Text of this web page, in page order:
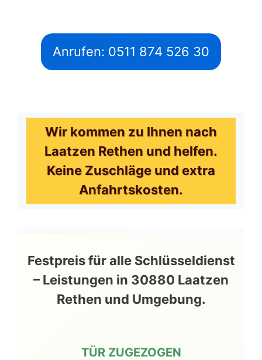
Anrufen: 0511 874 526 30
Wir kommen zu Ihnen nach
Laatzen Rethen und helfen.
Keine Zuschläge und extra
Anfahrtskosten.
Festpreis für alle Schlüsseldienst
– Leistungen in 30880 Laatzen
Rethen und Umgebung.
TÜR ZUGEZOGEN